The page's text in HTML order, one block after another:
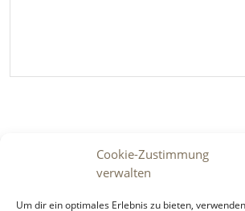
Cookie-Zustimmung
verwalten
Um dir ein optimales Erlebnis zu bieten,